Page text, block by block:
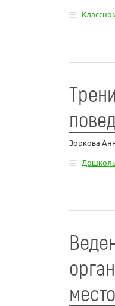
Зоркова